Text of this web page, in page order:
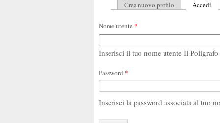
Schede primarie
Crea nuovo profilo Accedi
Nome utente *
Inserisci il tuo nome utente Il Poligrafo
Password *
Inserisci la password associata al tuo